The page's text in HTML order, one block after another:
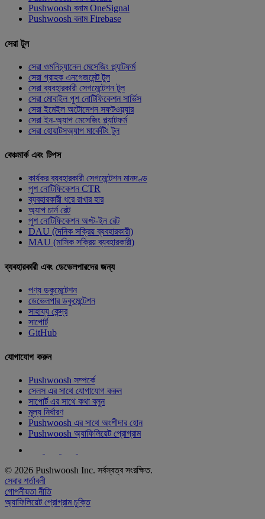
Pushwoosh বনাম OneSignal
Pushwoosh বনাম Firebase
সেরা টুল
সেরা ওমনিচ্যানেল মেসেজিং প্ল্যাটফর্ম
সেরা গ্রাহক এনগেজমেন্ট টুল
সেরা ব্যবহারকারী সেগমেন্টেশন টুল
সেরা মোবাইল পুশ নোটিফিকেশন সার্ভিস
সেরা ইমেইল অটোমেশন সফটওয়্যার
সেরা ইন-অ্যাপ মেসেজিং প্ল্যাটফর্ম
সেরা হোয়াটসঅ্যাপ মার্কেটিং টুল
বেঞ্চমার্ক এবং টিপস
কার্যকর ব্যবহারকারী সেগমেন্টেশন মানদণ্ড
পুশ নোটিফিকেশন CTR
ব্যবহারকারী ধরে রাখার হার
অ্যাপ চার্ন রেট
পুশ নোটিফিকেশন অপ্ট-ইন রেট
DAU (দৈনিক সক্রিয় ব্যবহারকারী)
MAU (মাসিক সক্রিয় ব্যবহারকারী)
ব্যবহারকারী এবং ডেভেলপারদের জন্য
পণ্য ডকুমেন্টেশন
ডেভেলপার ডকুমেন্টেশন
সাহায্য কেন্দ্র
সাপোর্ট
GitHub
যোগাযোগ করুন
Pushwoosh সম্পর্কে
সেলস এর সাথে যোগাযোগ করুন
সাপোর্ট এর সাথে কথা বলুন
মূল্য নির্ধারণ
Pushwoosh এর সাথে অংশীদার হোন
Pushwoosh অ্যাফিলিয়েট প্রোগ্রাম
© 2026 Pushwoosh Inc. সর্বস্বত্ব সংরক্ষিত.
সেবার শর্তাবলী
গোপনীয়তা নীতি
অ্যাফিলিয়েট প্রোগ্রাম চুক্তি